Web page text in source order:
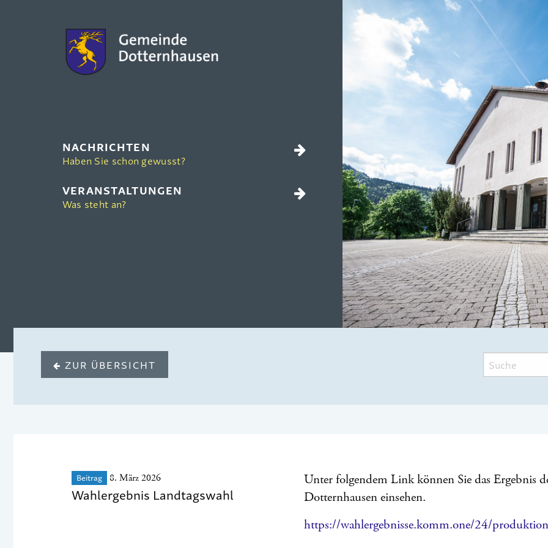
NACHRICHTEN
Haben Sie schon gewusst?
VERANSTALTUNGEN
Was steht an?
ZUR ÜBERSICHT
Beitrag 8. März 2026
Wahlergebnis Landtagswahl
Unter folgendem Link können Sie das Ergebnis
Dotternhausen einsehen.
https://wahlergebnisse.komm.one/24/